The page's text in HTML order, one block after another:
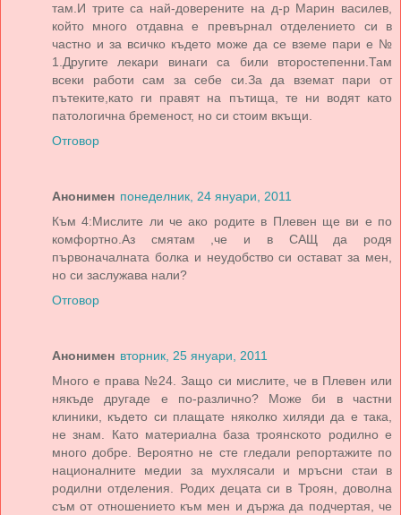
там.И трите са най-доверените на д-р Марин василев,
който много отдавна е превърнал отделението си в
частно и за всичко където може да се вземе пари е №
1.Другите лекари винаги са били второстепенни.Там
всеки работи сам за себе си.За да вземат пари от
пътеките,като ги правят на пътища, те ни водят като
патологична бременост, но си стоим вкъщи.
Отговор
Анонимен понеделник, 24 януари, 2011
Към 4:Мислите ли че ако родите в Плевен ще ви е по
комфортно.Аз смятам ,че и в САЩ да родя
първоначалната болка и неудобство си остават за мен,
но си заслужава нали?
Отговор
Анонимен вторник, 25 януари, 2011
Много е права №24. Защо си мислите, че в Плевен или
някъде другаде е по-различно? Може би в частни
клиники, където си плащате няколко хиляди да е така,
не знам. Като материална база троянското родилно е
много добре. Вероятно не сте гледали репортажите по
националните медии за мухлясали и мръсни стаи в
родилни отделения. Родих децата си в Троян, доволна
съм от отношението към мен и държа да подчертая, че